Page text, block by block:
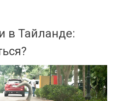
в Тайланде: